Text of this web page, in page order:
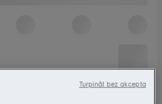
Turpināt bez akcepta